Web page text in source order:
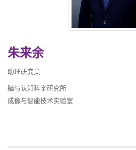
朱来余
助理研究员
脑与认知科学研究所
成像与智能技术实验室